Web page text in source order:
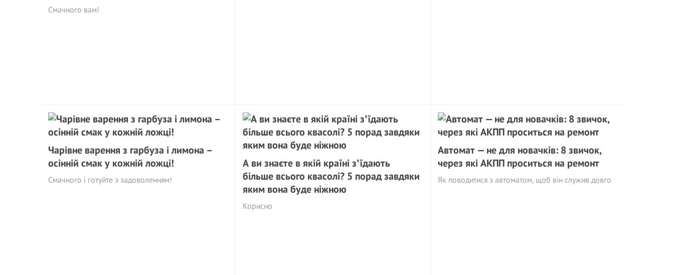
Смачного вам!
Чарівне варення з гарбуза і лимона –
осінній смак у кожній ложці!
Смачного і готуйте з задоволенням!
А ви знаєте в якій країні зʼїдають
більше всього квасолі? 5 порад завдяки
яким вона буде ніжною
Корисно
Автомат — не для новачків: 8 звичок,
через які АКПП проситься на ремонт
Як поводитися з автоматом, щоб він служив довго